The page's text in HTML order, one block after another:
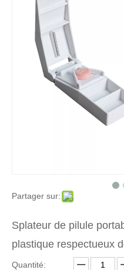
Partager sur:
Splateur de pilule
plastique respectueux
Quantité: